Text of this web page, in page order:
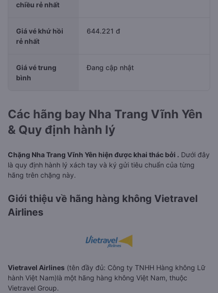
chiều rẻ nhất
Giá vé khứ hồi
rẻ nhất
644.221 đ
Giá vé trung
bình
Đang cập nhật
Các hãng bay Nha Trang Vĩnh Yên
& Quy định hành lý
Chặng Nha Trang Vĩnh Yên hiện được khai thác bởi . Dưới đây
là quy định hành lý xách tay và ký gửi tiêu chuẩn của từng
hãng trên chặng này.
Giới thiệu về hãng hàng không Vietravel
Airlines
Vietravel Airlines (tên đầy đủ: Công ty TNHH Hàng không Lữ
hành Việt Nam)là một hãng hàng không Việt Nam, thuộc
Vietravel Group.